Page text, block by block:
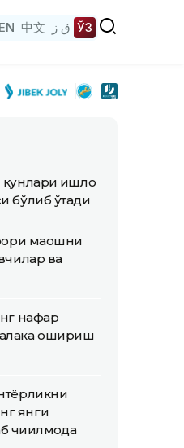
EN 中文 ق ز ЎЗ
қишлоқ
бўлиб ўтади
маошни
ва
нафар
ошириш
янги